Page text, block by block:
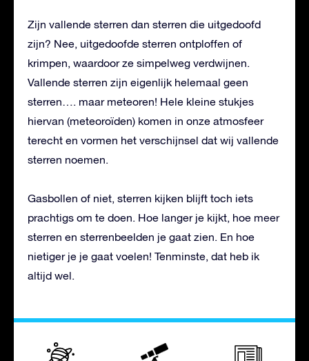
Zijn vallende sterren dan sterren die uitgedoofd
zijn? Nee, uitgedoofde sterren ontploffen of
krimpen, waardoor ze simpelweg verdwijnen.
Vallende sterren zijn eigenlijk helemaal geen
sterren…. maar meteoren! Hele kleine stukjes
hiervan (meteoroïden) komen in onze atmosfeer
terecht en vormen het verschijnsel dat wij vallende
sterren noemen.
Gasbollen of niet, sterren kijken blijft toch iets
prachtigs om te doen. Hoe langer je kijkt, hoe meer
sterren en sterrenbeelden je gaat zien. En hoe
nietiger je je gaat voelen! Tenminste, dat heb ik
altijd wel.